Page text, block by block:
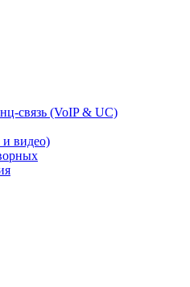
связь (VoIP & UC)
и видео)